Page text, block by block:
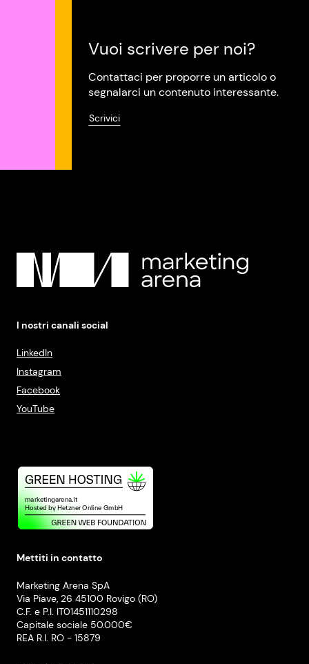
Vuoi scrivere per noi?
Contattaci per proporre un articolo o
segnalarci un contenuto interessante.
Scrivici
I nostri canali social
LinkedIn
Instagram
Facebook
YouTube
Mettiti in contatto
Marketing Arena SpA
Via Piave, 26 45100 Rovigo (RO)
C.F. e P.I. IT01451110298
Capitale sociale 50.000€
REA R.I. RO - 15879